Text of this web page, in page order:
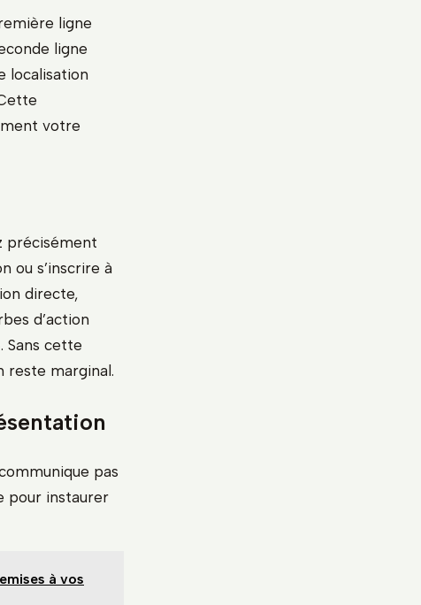
ligne
ligne
localisation
votre
précisément
ou s’inscrire à
directe,
d’action
Sans cette
reste marginal.
pas
pour instaurer
à vos